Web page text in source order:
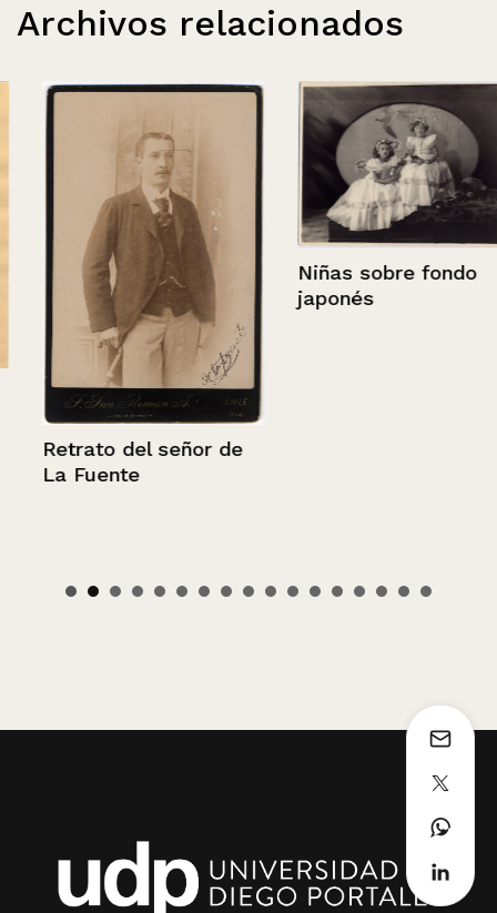
Archivos relacionados
Retrato del señor de
La Fuente
Niñas sobre fondo
japonés